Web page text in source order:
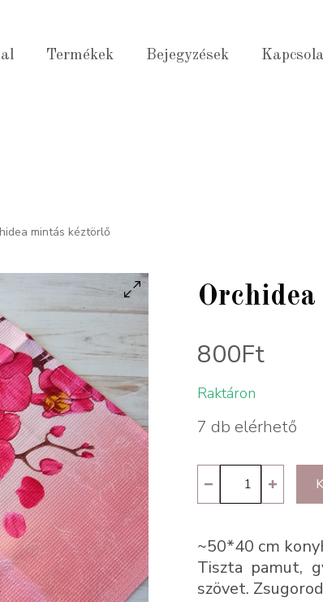
Termékek Bejegyzések
mintás kéztörlő
800Ft
Raktáron
7 db elérhető
Orchidea
mintás
mennyiség
~50*40 cm
Tiszta pamut,
szövet.